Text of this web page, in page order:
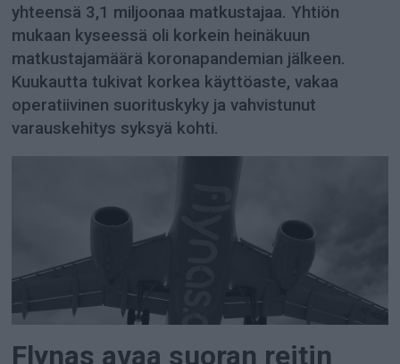
yhteensä 3,1 miljoonaa matkustajaa. Yhtiön
mukaan kyseessä oli korkein heinäkuun
matkustajamäärä koronapandemian jälkeen.
Kuukautta tukivat korkea käyttöaste, vakaa
operatiivinen suorituskyky ja vahvistunut
varauskehitys syksyä kohti.
Flynas avaa suoran reitin